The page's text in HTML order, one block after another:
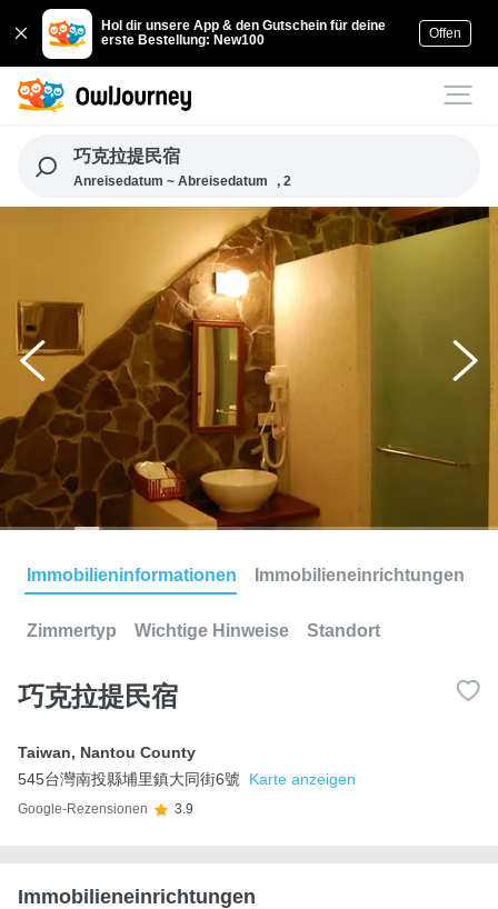
Hol dir unsere App & den Gutschein für deine
erste Bestellung: New100
Offen
巧克拉提民宿
Anreisedatum ~ Abreisedatum , 2
Immobilieninformationen Immobilieneinrichtungen
Zimmertyp Wichtige Hinweise Standort
巧克拉提民宿
Taiwan, Nantou County
545台灣南投縣埔里鎮大同街6號
Karte anzeigen
Google-Rezensionen 3.9
Immobilieneinrichtungen